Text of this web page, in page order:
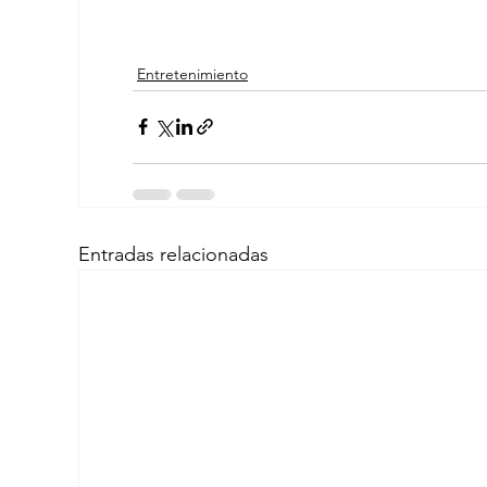
Entretenimiento
Entradas relacionadas